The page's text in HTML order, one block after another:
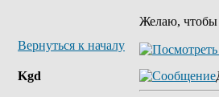
Желаю, чтобы
Вернуться к началу
Kgd